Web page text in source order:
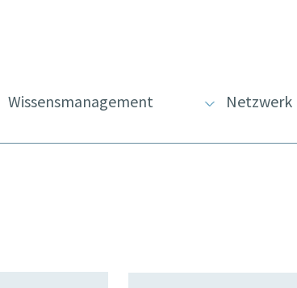
Wissensmanagement Netzwerk